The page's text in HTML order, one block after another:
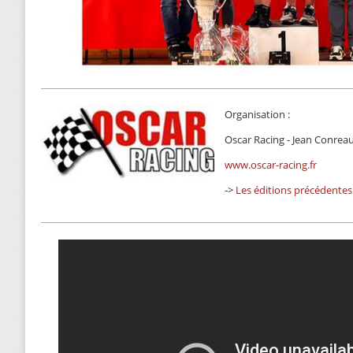
Organisation :
Oscar Racing - Jean
www.oscar-racing.fr
-> Les éditions précédentes